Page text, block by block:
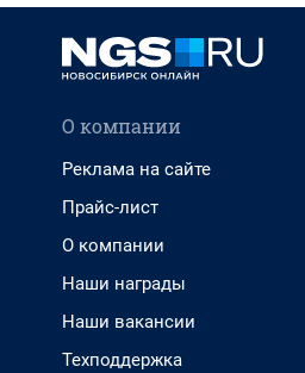
О компании
Реклама на сайте
Прайс-лист
О компании
Наши награды
Наши вакансии
Техподдержка